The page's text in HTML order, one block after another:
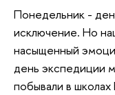
Понедельник -
исключение. Но
насыщенный
день экспедиции
побывали в школах